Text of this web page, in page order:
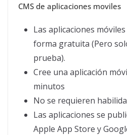
CMS de aplicaciones moviles
Las aplicaciones
forma gratuita (Pero
prueba).
Cree una aplicación
minutos
No se requieren
Las aplicaciones se
Apple App Store y